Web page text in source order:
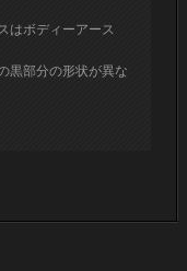
はボディーアース
黒部分の形状が異な